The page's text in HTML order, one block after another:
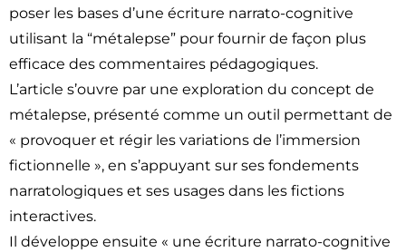
poser les bases d’une écriture narrato-cognitive
utilisant la “métalepse” pour fournir de façon plus
efficace des commentaires pédagogiques.
L’article s’ouvre par une exploration du concept de
métalepse, présenté comme un outil permettant de
« provoquer et régir les variations de l’immersion
fictionnelle », en s’appuyant sur ses fondements
narratologiques et ses usages dans les fictions
interactives.
Il développe ensuite « une écriture narrato-cognitive